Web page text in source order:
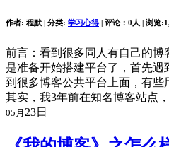
作者: 程默 | 分类: 学习心得 | 评论：0人 | 浏览:
前言：看到很多同人有自己的
是准备开始搭建平台了，首先
到很多博客公共平台上面，有
其实，我3年前在知名博客站点
05月 23日